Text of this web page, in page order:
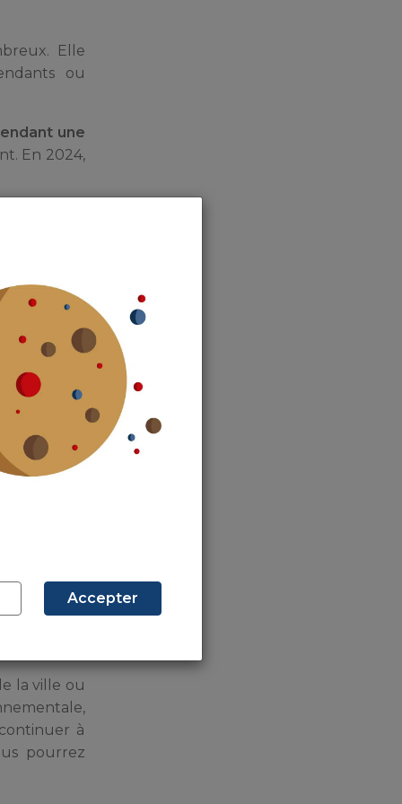
Elle
ou
une
En 2024,
réduction
outre-
outre-
été
outre-
outre-
outre-
la ville ou
à
pourrez
Accepter